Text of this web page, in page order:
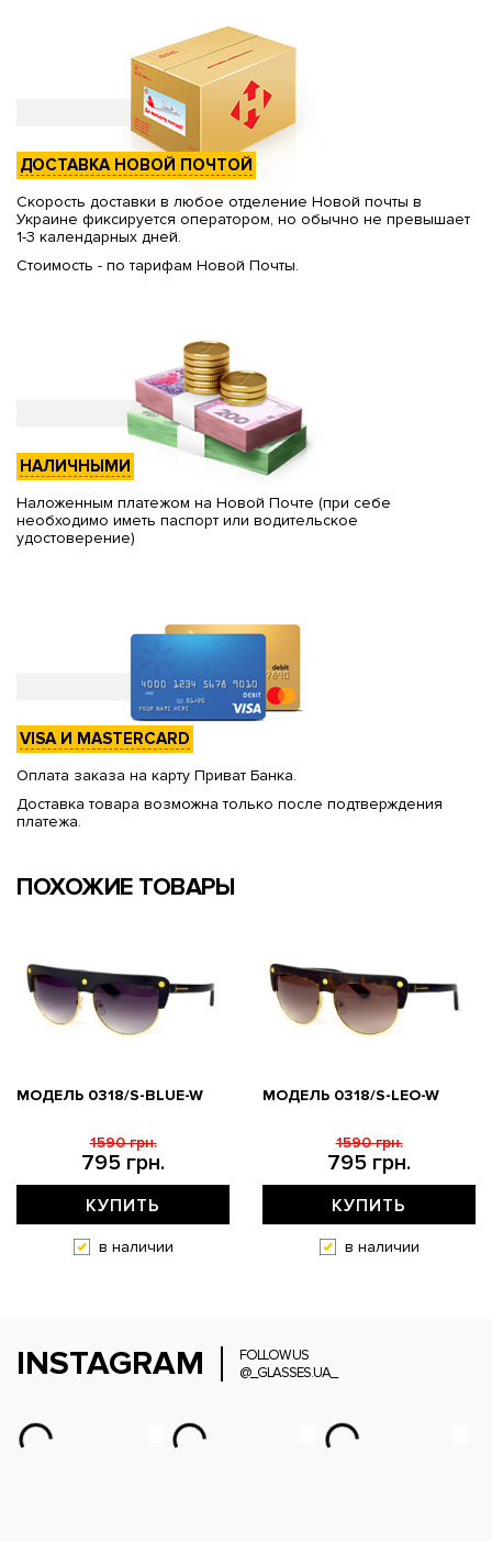
ДОСТАВКА НОВОЙ ПОЧТОЙ
Скорость доставки в любое отделение Новой почты в
Украине фиксируется оператором, но обычно не превышает
1-3 календарных дней.
Стоимость - по тарифам Новой Почты.
НАЛИЧНЫМИ
Наложенным платежом на Новой Почте (при себе
необходимо иметь паспорт или водительское
удостоверение)
VISA И MASTERCARD
Оплата заказа на карту Приват Банка.
Доставка товара возможна только после подтверждения
платежа.
ПОХОЖИЕ ТОВАРЫ
МОДЕЛЬ 0318/S-BLUE-W
795 грн.
1590 грн.
КУПИТЬ
в наличии
МОДЕЛЬ 0318/S-LEO-W
795 грн.
1590 грн.
КУПИТЬ
в наличии
INSTAGRAM
FOLLOW US
@_GLASSES.UA_